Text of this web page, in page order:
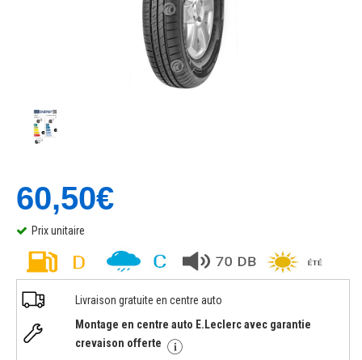
60,50€
Prix unitaire
Livraison gratuite en centre auto
Montage en centre auto E.Leclerc avec garantie
crevaison offerte